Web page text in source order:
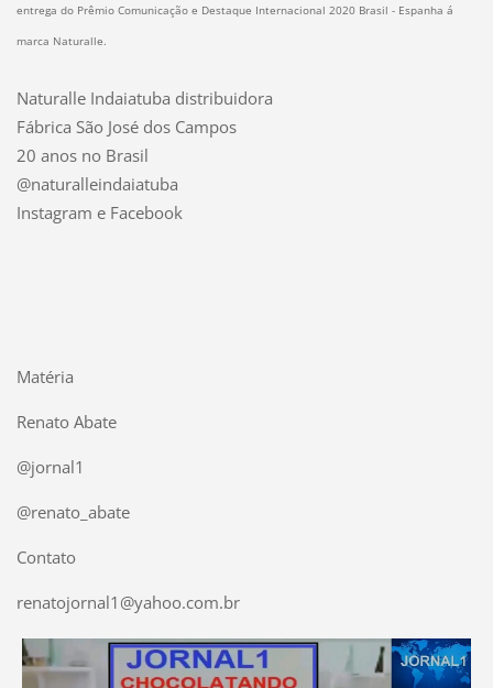
entrega do Prêmio Comunicação e Destaque Internacional 2020 Brasil - Espanha á
marca Naturalle.
Naturalle Indaiatuba distribuidora
Fábrica São José dos Campos
20 anos no Brasil
@naturalleindaiatuba
Instagram e Facebook
Matéria
Renato Abate
@jornal1
@renato_abate
Contato
renatojornal1@yahoo.com.br